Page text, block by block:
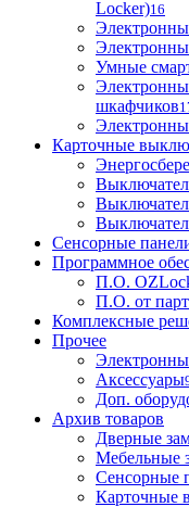
Locker)16
Умные
шкафчиков
Карточные
Сенсорные
Программное
П.О.
П.О. от
Комплексные
Прочее
Аксессуары
Доп.
Архив товаров
Дверные
Мебельные
Сенсорные
Карточные